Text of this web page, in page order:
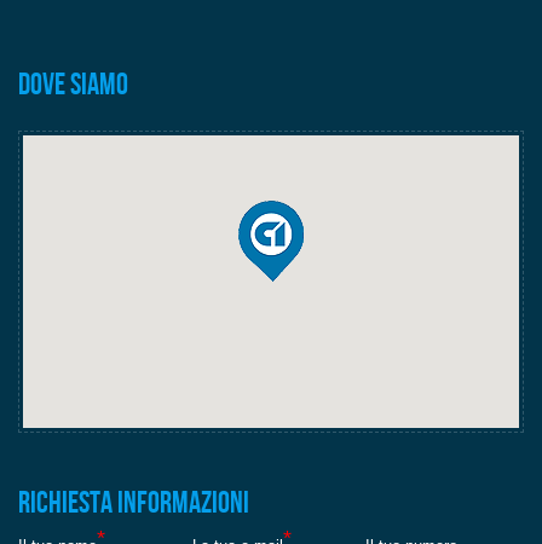
Dove siamo
Richiesta informazioni
* *